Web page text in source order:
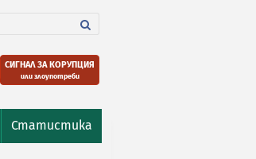
СИГНАЛ ЗА КОРУПЦИЯ
или злоупотреби
Статистика